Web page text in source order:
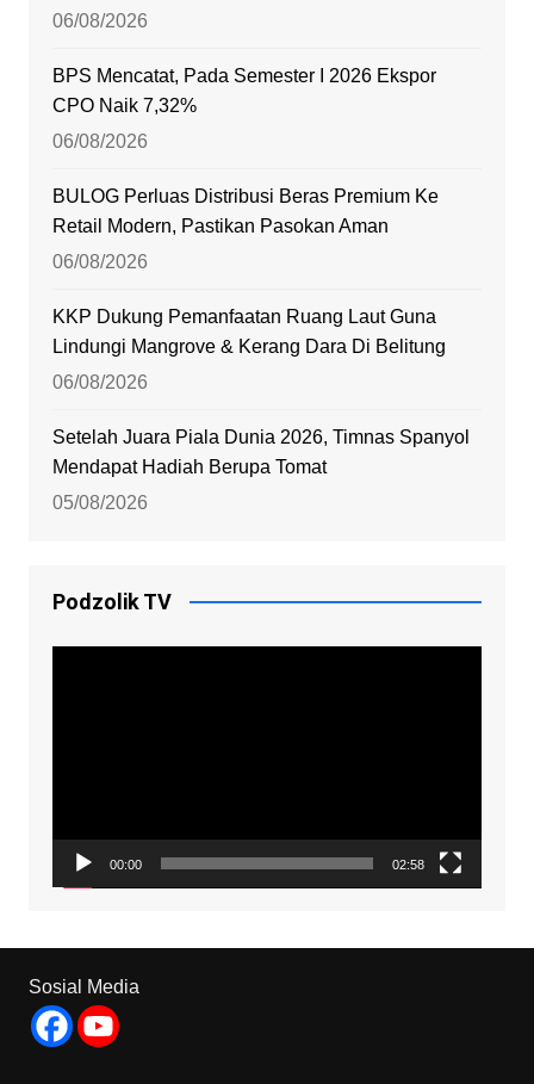
06/08/2026
BPS Mencatat, Pada Semester I 2026 Ekspor
CPO Naik 7,32%
06/08/2026
BULOG Perluas Distribusi Beras Premium Ke
Retail Modern, Pastikan Pasokan Aman
06/08/2026
KKP Dukung Pemanfaatan Ruang Laut Guna
Lindungi Mangrove & Kerang Dara Di Belitung
06/08/2026
Setelah Juara Piala Dunia 2026, Timnas Spanyol
Mendapat Hadiah Berupa Tomat
05/08/2026
Podzolik TV
00:00 02:58
Sosial Media